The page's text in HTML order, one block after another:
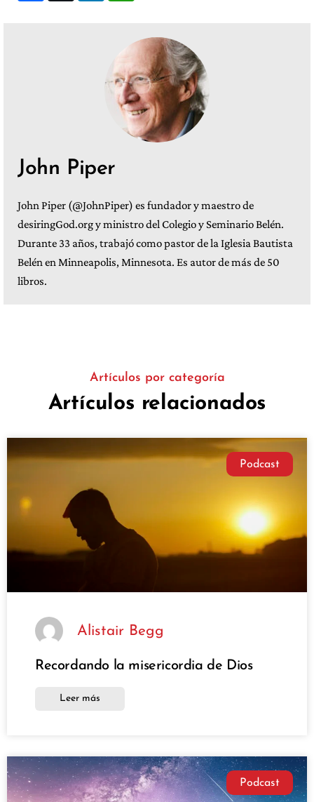
John Piper
John Piper (@JohnPiper) es fundador y maestro de
desiringGod.org y ministro del Colegio y Seminario Belén.
Durante 33 años, trabajó como pastor de la Iglesia Bautista
Belén en Minneapolis, Minnesota. Es autor de más de 50
libros.
Artículos por categoría
Artículos relacionados
Podcast
Alistair Begg
Recordando la misericordia de Dios
Leer más
Podcast